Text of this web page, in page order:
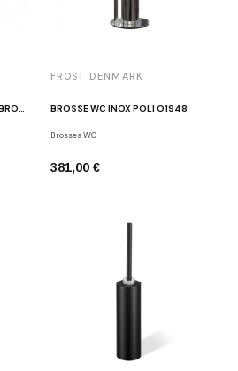
BROSSE DE TOILETTE INOX BROSSÉ FOLD
FROST DENMARK
BROSSE WC INOX POLI O1948
Brosses WC
381,00 €